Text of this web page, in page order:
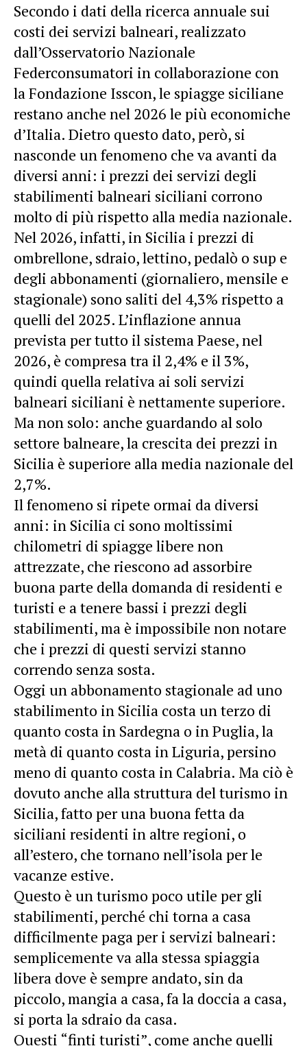
Secondo i dati della ricerca annuale sui
costi dei servizi balneari, realizzato
dall’Osservatorio Nazionale
Federconsumatori in collaborazione con
la Fondazione Isscon, le spiagge siciliane
restano anche nel 2026 le più economiche
d’Italia. Dietro questo dato, però, si
nasconde un fenomeno che va avanti da
diversi anni: i prezzi dei servizi degli
stabilimenti balneari siciliani corrono
molto di più rispetto alla media nazionale.
Nel 2026, infatti, in Sicilia i prezzi di
ombrellone, sdraio, lettino, pedalò o sup e
degli abbonamenti (giornaliero, mensile e
stagionale) sono saliti del 4,3% rispetto a
quelli del 2025. L’inflazione annua
prevista per tutto il sistema Paese, nel
2026, è compresa tra il 2,4% e il 3%,
quindi quella relativa ai soli servizi
balneari siciliani è nettamente superiore.
Ma non solo: anche guardando al solo
settore balneare, la crescita dei prezzi in
Sicilia è superiore alla media nazionale del
2,7%.
Il fenomeno si ripete ormai da diversi
anni: in Sicilia ci sono moltissimi
chilometri di spiagge libere non
attrezzate, che riescono ad assorbire
buona parte della domanda di residenti e
turisti e a tenere bassi i prezzi degli
stabilimenti, ma è impossibile non notare
che i prezzi di questi servizi stanno
correndo senza sosta.
Oggi un abbonamento stagionale ad uno
stabilimento in Sicilia costa un terzo di
quanto costa in Sardegna o in Puglia, la
metà di quanto costa in Liguria, persino
meno di quanto costa in Calabria. Ma ciò è
dovuto anche alla struttura del turismo in
Sicilia, fatto per una buona fetta da
siciliani residenti in altre regioni, o
all’estero, che tornano nell’isola per le
vacanze estive.
Questo è un turismo poco utile per gli
stabilimenti, perché chi torna a casa
difficilmente paga per i servizi balneari:
semplicemente va alla stessa spiaggia
libera dove è sempre andato, sin da
piccolo, mangia a casa, fa la doccia a casa,
si porta la sdraio da casa.
Questi “finti turisti”, come anche quelli